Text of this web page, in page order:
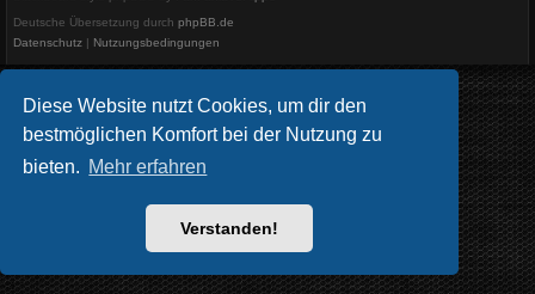
Diese Website nutzt Cookies, um dir den
bestmöglichen Komfort bei der Nutzung zu
bieten. Mehr erfahren
Verstanden!
Deutsche Übersetzung durch phpBB.de
Datenschutz | Nutzungsbedingungen